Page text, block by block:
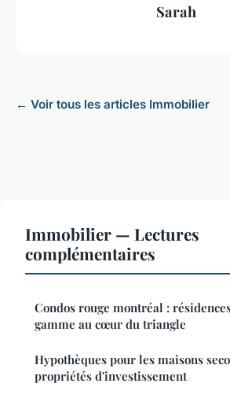
Sarah
← Voir tous les articles Immobilier
Immobilier — Lectures
complémentaires
Condos rouge montréal :
gamme au cœur du triangle
Hypothèques pour les maisons
propriétés d'investissement